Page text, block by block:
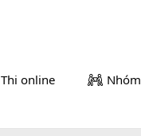
Thi online Nhóm